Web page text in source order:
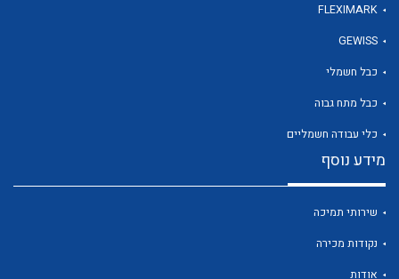
FLEXIMARK
GEWISS
כבל חשמלי
כבל מתח גבוה
כלי עבודה חשמליים
מידע נוסף
שירותי תמיכה
נקודות מכירה
אודות